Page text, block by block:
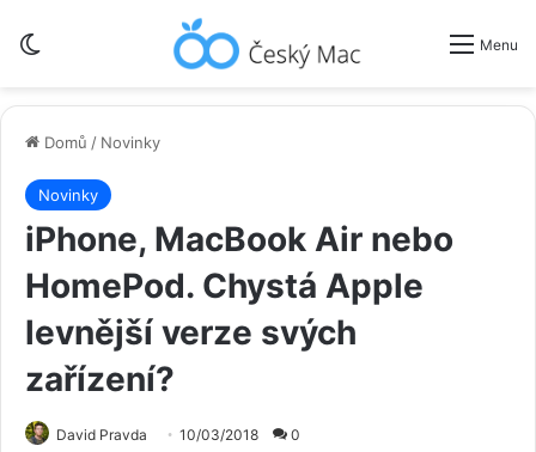
Menu
Domů / Novinky
Novinky
iPhone, MacBook Air nebo
HomePod. Chystá Apple
levnější verze svých
zařízení?
David Pravda 10/03/2018 0